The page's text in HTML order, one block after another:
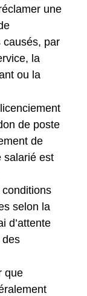
une
causés, par
la
ou la
de poste
de
salarié est
selon la
d’attente
des
que